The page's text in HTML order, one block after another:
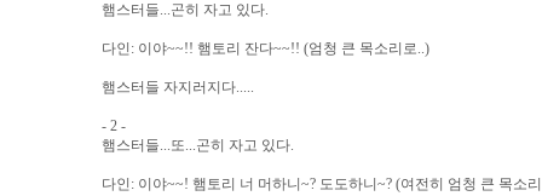
햄스터들...곤히 자고 있다.
다인: 이야~~!! 햄토리 잔다~~!! (엄청 큰 목소리로..)
햄스터들 자지러지다.....
- 2 -
햄스터들...또...곤히 자고 있다.
다인: 이야~~! 햄토리 너 머하니~? 도도하니~? (여전히 엄청 큰 목소